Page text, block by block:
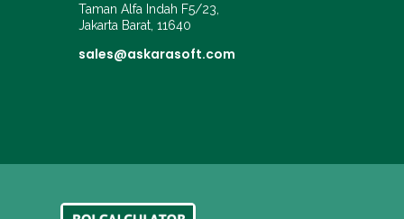
Taman Alfa Indah F5/23,
Jakarta Barat, 11640
sales@askarasoft.com